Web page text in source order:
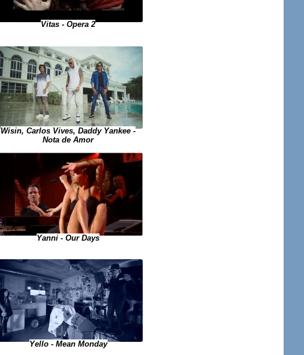
Vitas - Opera 2
Wisin, Carlos Vives, Daddy Yankee -
Nota de Amor
Yanni - Our Days
Yello - Mean Monday